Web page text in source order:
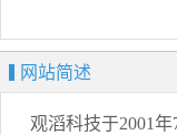
网站简述
观滔科技于2001年